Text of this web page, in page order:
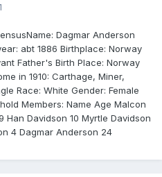
Dagmar Anderson
abt 1886 Birthplace: Norway
Father's Birth Place: Norway
in 1910: Carthage, Miner,
Race: White Gender: Female
Members: Name Age Malcon
Han Davidson 10 Myrtle Davidson
4 Dagmar Anderson 24